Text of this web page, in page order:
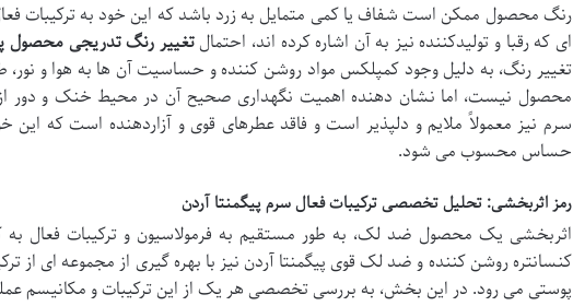
رنگ محصول ممکن است شفاف یا کمی متمایل به زرد باشد که این خود به ترکیبات
ای که رقبا و تولیدکننده نیز به آن اشاره کرده اند، احتمالتغییر رنگ تدریجی محصول
تغییر رنگ، به دلیل وجود کمپلکس مواد روشن کننده و حساسیت آن ها به هوا و نور،
محصول نیست، اما نشان دهنده اهمیت نگهداری صحیح آن در محیط خنک و دور
سرم نیز معمولاً ملایم و دلپذیر است و فاقد عطرهای قوی و آزاردهنده است که
حساس محسوب می شود.
رمز اثربخشی: تحلیل تخصصی ترکیبات فعال سرم پیگمنتا آردن
اثربخشی یک محصول ضد لک، به طور مستقیم به فرمولاسیون و ترکیبات فعال به
کنسانتره روشن کننده و ضد لک قوی پیگمنتا آردن نیز با بهره گیری از مجموعه ای از
پوستی می رود. در این بخش، به بررسی تخصصی هر یک از این ترکیبات و مکانیسم